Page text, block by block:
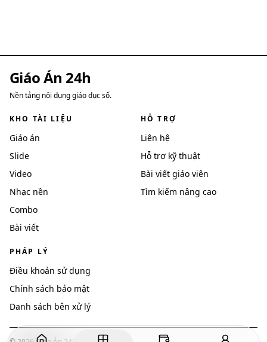
Giáo Án 24h
Nền tảng nội dung giáo dục số.
KHO TÀI LIỆU
Giáo án
Slide
Video
Nhạc nền
Combo
Bài viết
HỖ TRỢ
Liên hệ
Hỗ trợ kỹ thuật
Bài viết giáo viên
Tìm kiếm nâng cao
PHÁP LÝ
Điều khoản sử dụng
Chính sách bảo mật
Danh sách bên xử lý